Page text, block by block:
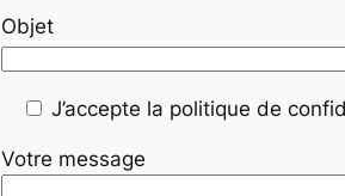
Objet
J’accepte la politique de
Votre message